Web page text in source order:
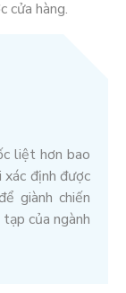
cửa hàng.
liệt hơn bao
định được
giành chiến
của ngành